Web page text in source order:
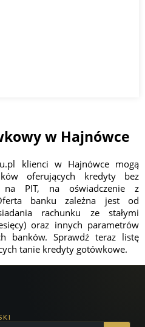
w Hajnówce
klienci w Hajnówce mogą
oferujących kredyty bez
na PIT, na oświadczenie z
banku zależna jest od
rachunku ze stałymi
oraz innych parametrów
banków. Sprawdź teraz listę
tanie kredyty gotówkowe.